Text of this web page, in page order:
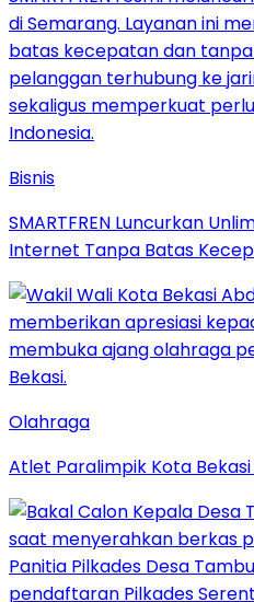
Bisnis
SMARTFREN Luncurkan
Internet Tanpa Batas
Olahraga
Atlet Paralimpik Kota Bekasi